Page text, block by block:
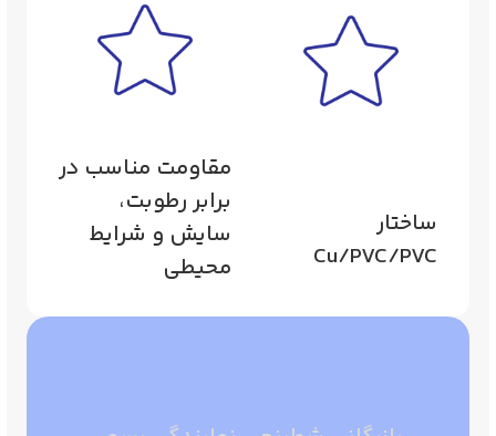
ساختار
Cu/PVC/PVC
مقاومت مناسب در
برابر رطوبت،
سایش و شرایط
محیطی